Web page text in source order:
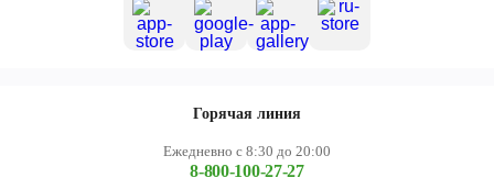
Горячая линия
Ежедневно с 8:30 до 20:00
8-800-100-27-27